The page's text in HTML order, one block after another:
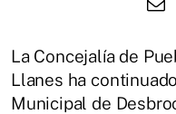
La Concejalía de
Llanes ha
Municipal de